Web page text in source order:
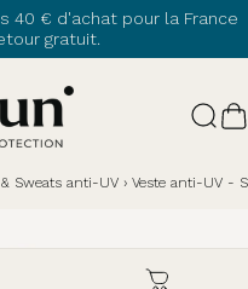
40 € d'achat pour la France
gratuit.
Sweats anti-UV › Veste anti-UV -